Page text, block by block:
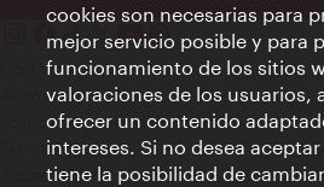
Contacto
Aviso legal
Política de privacidad de datos
Terms of Use
Accesibilidad
cookies son necesarias para
mejor servicio posible y para
funcionamiento de los sitios
valoraciones de los usuarios,
ofrecer un contenido
intereses. Si no desea
tiene la posibilidad de